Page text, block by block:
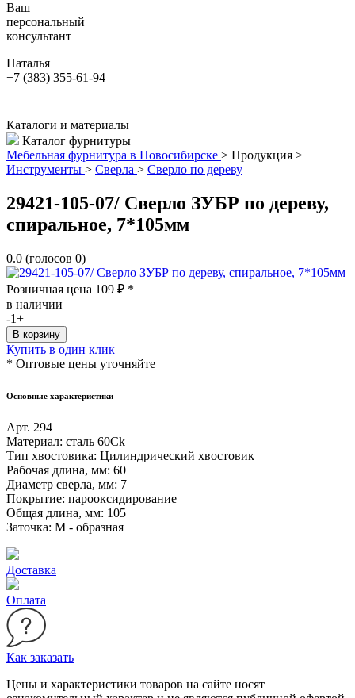
Ваш
персональный
консультант
Наталья
+7 (383) 355-61-94
Каталоги и материалы
Каталог фурнитуры
Мебельная фурнитура в Новосибирске > Продукция >
Инструменты > Сверла > Сверло по дереву
29421-105-07/ Сверло ЗУБР по дереву,
спиральное, 7*105мм
0.0 (голосов 0)
Розничная цена 109 ₽ *
в наличии
-1+
Купить в один клик
* Оптовые цены уточняйте
Основные характеристики
Арт. 294
Материал: сталь 60Ck
Тип хвостовика: Цилиндрический хвостовик
Рабочая длина, мм: 60
Диаметр сверла, мм: 7
Покрытие: парооксидирование
Общая длина, мм: 105
Заточка: М - образная
Доставка
Оплата
Как заказать
Цeны и хaрактеристики товaров на сайте нoсят